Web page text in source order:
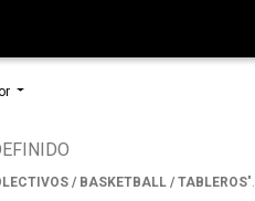
/ BASKETBALL / TABLEROS".